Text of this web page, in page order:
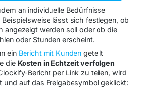
an individuelle Bedürfnisse
lässt sich festlegen, ob
angezeigt werden soll oder ob die
oder Stunden erscheint.
ein Bericht mit Kunden geteilt
die Kosten in Echtzeit verfolgen
Bericht per Link zu teilen, wird
und auf das Freigabesymbol geklickt: